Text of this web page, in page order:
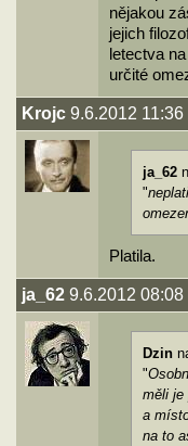
nějakou
jejich
letectva
určité
Krojc 9.6.2012 11:36
ja_62
"
Platila.
ja_62 9.6.2012 08:08
Dzin
"
měli je
a
na to